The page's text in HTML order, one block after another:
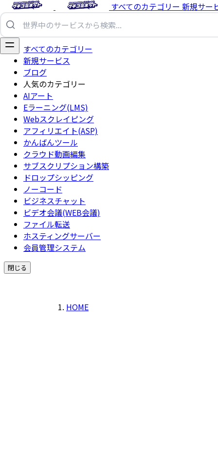
すべてのカテゴリー 新規サー
すべてのカテゴリー
新規サービス
ブログ
人気のカテゴリー
AIアート
Eラーニング(LMS)
Webスクレイピング
アフィリエイト(ASP)
かんばんツール
クラウド動画編集
サブスクリプション構築
ドロップシッピング
ノーコード
ビジネスチャット
ビデオ会議(WEB会議)
ファイル転送
ホスティングサーバー
会員管理システム
閉じる
HOME